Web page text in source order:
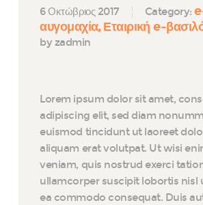
6 Οκτώβριος 2017 Category:
αυγομαχία Εταιρική e-
by zadmin
Lorem ipsum dolor sit amet,
adipiscing elit, sed diam
euismod tincidunt ut laoreet
aliquam erat volutpat. Ut wisi
veniam, quis nostrud exerci
ullamcorper suscipit lobortis nisl
ea commodo consequat. Duis